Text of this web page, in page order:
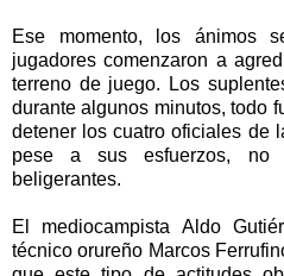
Ese momento, los ánimos
jugadores comenzaron a
terreno de juego. Los
durante algunos minutos, todo
detener los cuatro oficiales de
pese a sus esfuerzos, no
beligerantes.
El mediocampista Aldo
técnico orureño Marcos